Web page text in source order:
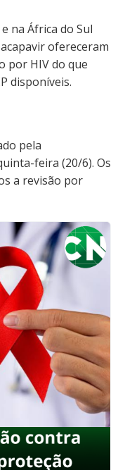
na África do Sul
ofereceram
por HIV do que
disponíveis.
pela
feira (20/6). Os
a revisão por